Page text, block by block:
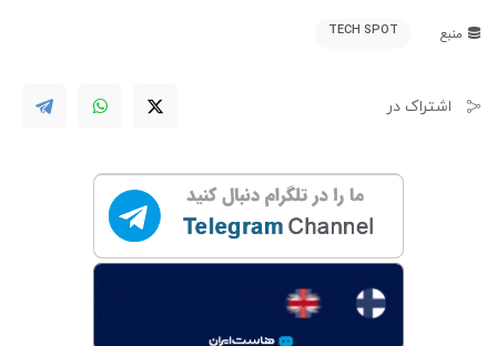
منبع TECH SPOT
اشتراک در